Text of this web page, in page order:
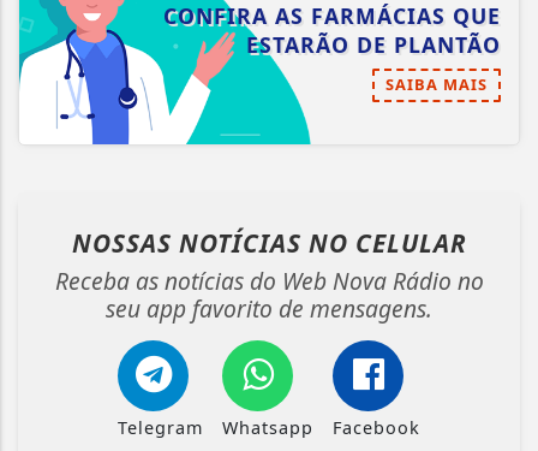
CONFIRA AS FARMÁCIAS QUE
ESTARÃO DE PLANTÃO
SAIBA MAIS
NOSSAS NOTÍCIAS NO CELULAR
Receba as notícias do Web Nova Rádio no
seu app favorito de mensagens.
Telegram Whatsapp Facebook